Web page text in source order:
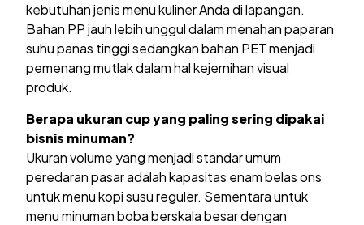
kebutuhan jenis menu kuliner Anda di lapangan.
Bahan PP jauh lebih unggul dalam menahan paparan
suhu panas tinggi sedangkan bahan PET menjadi
pemenang mutlak dalam hal kejernihan visual
produk.
Berapa ukuran cup yang paling sering dipakai
bisnis minuman?
Ukuran volume yang menjadi standar umum
peredaran pasar adalah kapasitas enam belas ons
untuk menu kopi susu reguler. Sementara untuk
menu minuman boba berskala besar dengan